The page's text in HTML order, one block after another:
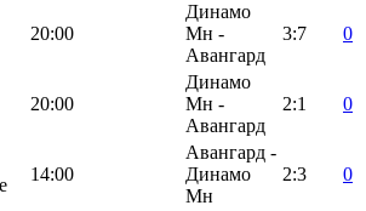
20:00
Динамо
Мн -
Авангард
3:7 0
20:00
Динамо
Мн -
Авангард
2:1 0
14:00
Авангард -
Динамо
Мн
2:3 0